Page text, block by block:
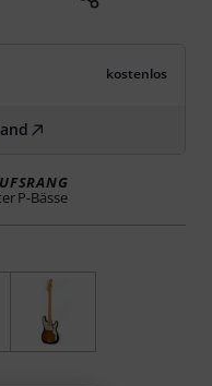
kostenlos
P-Bässe